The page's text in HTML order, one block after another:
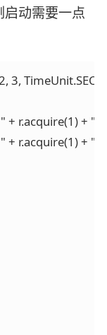
动需要一点
3,
r.acquire(1) +
r.acquire(1) +